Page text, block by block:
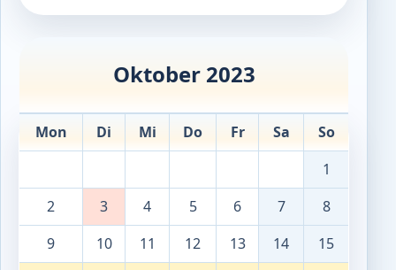
Oktober 2023
Mon Di Mi Do Fr Sa
So
1
2
3 4 5 6 7
8
9
10 11 12 13 14
15